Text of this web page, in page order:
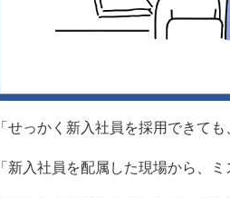
「せっかく新入社員を採用できて
「新入社員を配属した現場から、